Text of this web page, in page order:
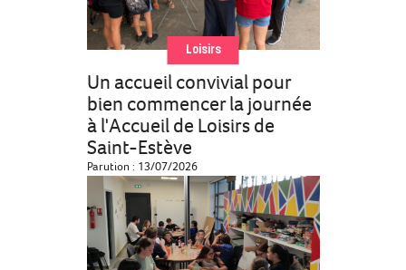
Loisirs
Un accueil convivial pour
bien commencer la journée
à l'Accueil de Loisirs de
Saint-Estève
Parution : 13/07/2026